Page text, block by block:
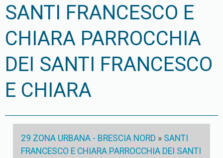
SANTI FRANCESCO E
CHIARA PARROCCHIA
DEI SANTI FRANCESCO
E CHIARA
29 ZONA URBANA - BRESCIA NORD » SANTI
FRANCESCO E CHIARA PARROCCHIA DEI SANTI